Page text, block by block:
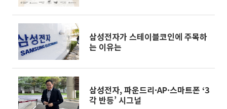
삼성전자가 스테이블코인에 주목하
는 이유는
삼성전자, 파운드리·AP·스마트폰 ‘3
각 반등’ 시그널